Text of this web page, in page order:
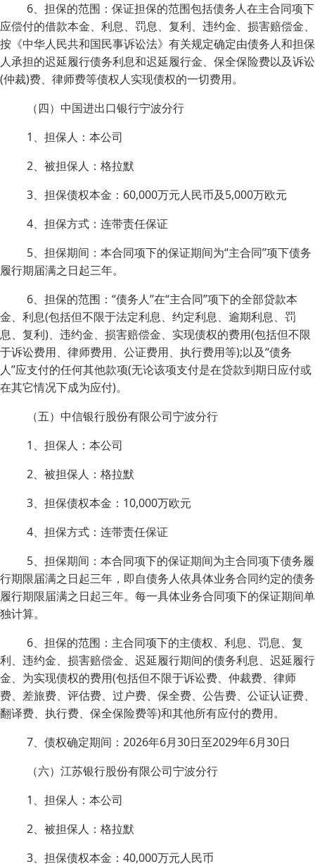
6、担保的范围：保证担保的范围包括债务人在主合同项下
应偿付的借款本金、利息、罚息、复利、违约金、损害赔偿金、
按《中华人民共和国民事诉讼法》有关规定确定由债务人和担保
人承担的迟延履行债务利息和迟延履行金、保全保险费以及诉讼
(仲裁)费、律师费等债权人实现债权的一切费用。
（四）中国进出口银行宁波分行
1、担保人：本公司
2、被担保人：格拉默
3、担保债权本金：60,000万元人民币及5,000万欧元
4、担保方式：连带责任保证
5、担保期间：本合同项下的保证期间为“主合同”项下债务
履行期届满之日起三年。
6、担保的范围：“债务人”在“主合同”项下的全部贷款本
金、利息(包括但不限于法定利息、约定利息、逾期利息、罚
息、复利)、违约金、损害赔偿金、实现债权的费用(包括但不限
于诉讼费用、律师费用、公证费用、执行费用等);以及“债务
人”应支付的任何其他款项(无论该项支付是在贷款到期日应付或
在其它情况下成为应付)。
（五）中信银行股份有限公司宁波分行
1、担保人：本公司
2、被担保人：格拉默
3、担保债权本金：10,000万欧元
4、担保方式：连带责任保证
5、担保期间：本合同项下的保证期间为主合同项下债务履
行期限届满之日起三年，即自债务人依具体业务合同约定的债务
履行期限届满之日起三年。每一具体业务合同项下的保证期间单
独计算。
6、担保的范围：主合同项下的主债权、利息、罚息、复
利、违约金、损害赔偿金、迟延履行期间的债务利息、迟延履行
金、为实现债权的费用(包括但不限于诉讼费、仲裁费、律师
费、差旅费、评估费、过户费、保全费、公告费、公证认证费、
翻译费、执行费、保全保险费等)和其他所有应付的费用。
7、债权确定期间：2026年6月30日至2029年6月30日
（六）江苏银行股份有限公司宁波分行
1、担保人：本公司
2、被担保人：格拉默
3、担保债权本金：40,000万元人民币